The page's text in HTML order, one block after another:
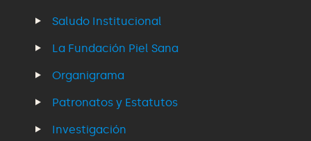
Saludo Institucional
La Fundación Piel Sana
Organigrama
Patronatos y Estatutos
Investigación